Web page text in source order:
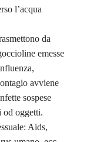
l’acqua
da
emesse
avviene
sospese
od oggetti.
Aids,